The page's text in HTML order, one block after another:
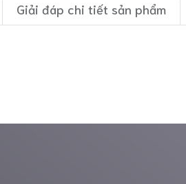
Giải đáp chi tiết sản phẩm